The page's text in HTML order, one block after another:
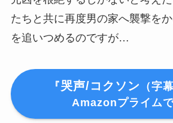
たちと共に再度男の家へ襲撃を
を追いつめるのですが…
『哭声/コクソン （字
Amazonプライム